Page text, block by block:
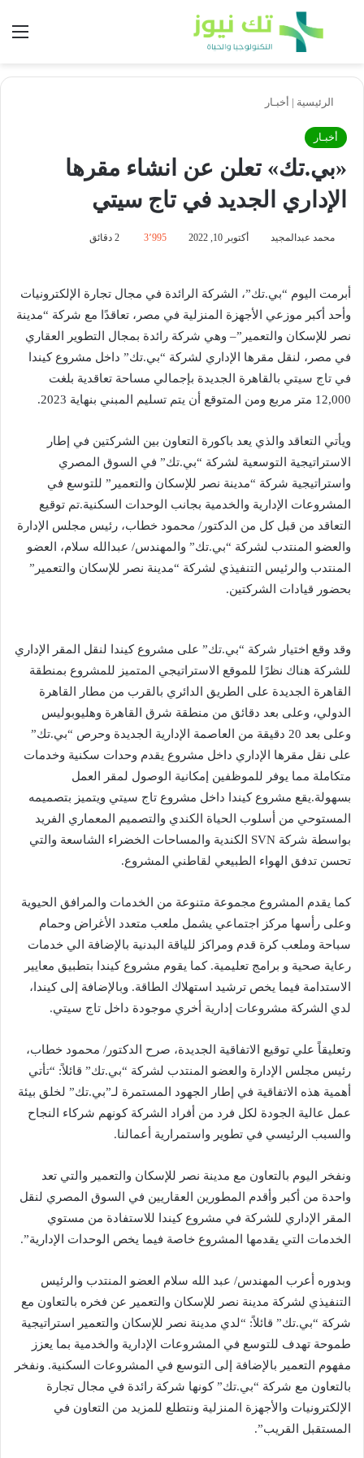
بحث عن
الرئيسية | أخبـار
أخبـار
«بي.تك» تعلن عن انشاء مقرها
الإداري الجديد في تاج سيتي
محمد عبدالمجيد أكتوبر 10, 2022 3٬995
أبرمت اليوم “بي.تك”، الشركة الرائدة في مجال تجارة الإلكترونيات
وأحد أكبر موزعي الأجهزة المنزلية في مصر، تعاقدًا مع شركة “مدينة
نصر للإسكان والتعمير”– وهي شركة رائدة بمجال التطوير العقاري
في مصر، لنقل مقرها الإداري لشركة “بي.تك” داخل مشروع كيندا
في تاج سيتي بالقاهرة الجديدة بإجمالي مساحة تعاقدية بلغت
12,000 متر مربع ومن المتوقع أن يتم تسليم المبني بنهاية 2023.
ويأتي التعاقد والذي يعد باكورة التعاون بين الشركتين في إطار
الاستراتيجية التوسعية لشركة “بي.تك” في السوق المصري
واستراتيجية شركة “مدينة نصر للإسكان والتعمير” للتوسع في
المشروعات الإدارية والخدمية بجانب الوحدات السكنية.تم توقيع
التعاقد من قبل كل من الدكتور/ محمود خطاب، رئيس مجلس الإدارة
والعضو المنتدب لشركة “بي.تك” والمهندس/ عبدالله سلام، العضو
المنتدب والرئيس التنفيذي لشركة “مدينة نصر للإسكان والتعمير”
بحضور قيادات الشركتين.
وقد وقع اختيار شركة “بي.تك” على مشروع كيندا لنقل المقر الإداري
للشركة هناك نظرًا للموقع الاستراتيجي المتميز للمشروع بمنطقة
القاهرة الجديدة على الطريق الدائري بالقرب من مطار القاهرة
الدولي، وعلى بعد دقائق من منطقة شرق القاهرة وهليوبوليس
وعلى بعد 20 دقيقة من العاصمة الإدارية الجديدة وحرص “بي.تك”
على نقل مقرها الإداري داخل مشروع يقدم وحدات سكنية وخدمات
متكاملة مما يوفر للموظفين إمكانية الوصول لمقر العمل
بسهولة.يقع مشروع كيندا داخل مشروع تاج سيتي ويتميز بتصميمه
المستوحي من أسلوب الحياة الكندي والتصميم المعماري الفريد
بواسطة شركة SVN الكندية والمساحات الخضراء الشاسعة والتي
تحسن تدفق الهواء الطبيعي لقاطني المشروع.
كما يقدم المشروع مجموعة متنوعة من الخدمات والمرافق الحيوية
وعلى رأسها مركز اجتماعي يشمل ملعب متعدد الأغراض وحمام
سباحة وملعب كرة قدم ومراكز للياقة البدنية بالإضافة الي خدمات
رعاية صحية و برامج تعليمية. كما يقوم مشروع كيندا بتطبيق معايير
الاستدامة فيما يخص ترشيد استهلاك الطاقة. وبالإضافة إلى كيندا،
لدي الشركة مشروعات إدارية أخري موجودة داخل تاج سيتي.
وتعليقاً علي توقيع الاتفاقية الجديدة، صرح الدكتور/ محمود خطاب،
رئيس مجلس الإدارة والعضو المنتدب لشركة “بي.تك” قائلاً: “تأتي
أهمية هذه الاتفاقية في إطار الجهود المستمرة لـ”بي.تك” لخلق بيئة
عمل عالية الجودة لكل فرد من أفراد الشركة كونهم شركاء النجاح
والسبب الرئيسي في تطوير واستمرارية أعمالنا.
ونفخر اليوم بالتعاون مع مدينة نصر للإسكان والتعمير والتي تعد
واحدة من أكبر وأقدم المطورين العقاريين في السوق المصري لنقل
المقر الإداري للشركة في مشروع كيندا للاستفادة من مستوي
الخدمات التي يقدمها المشروع خاصة فيما يخص الوحدات الإدارية”.
وبدوره أعرب المهندس/ عبد الله سلام العضو المنتدب والرئيس
التنفيذي لشركة مدينة نصر للإسكان والتعمير عن فخره بالتعاون مع
شركة “بي.تك” قائلاً: “لدي مدينة نصر للإسكان والتعمير استراتيجية
طموحة تهدف للتوسع في المشروعات الإدارية والخدمية بما يعزز
مفهوم التعمير بالإضافة إلى التوسع في المشروعات السكنية. ونفخر
بالتعاون مع شركة “بي.تك” كونها شركة رائدة في مجال تجارة
الإلكترونيات والأجهزة المنزلية ونتطلع للمزيد من التعاون في
المستقبل القريب”.